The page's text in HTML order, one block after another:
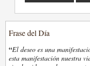
Frase del Día
“El deseo es una
esta manifestación nuestra